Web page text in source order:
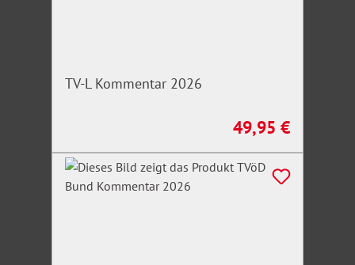
TV-L Kommentar 2026
Regulärer Preis:
49,95 €